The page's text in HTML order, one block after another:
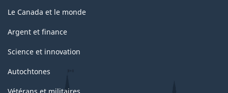
Le Canada et le monde
Argent et finance
Science et innovation
Autochtones